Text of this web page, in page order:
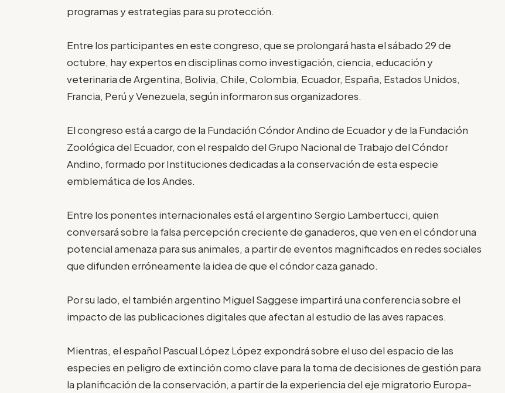
programas y estrategias para su protección.
Entre los participantes en este congreso, que se prolongará hasta el sábado 29 de
octubre, hay expertos en disciplinas como investigación, ciencia, educación y
veterinaria de Argentina, Bolivia, Chile, Colombia, Ecuador, España, Estados Unidos,
Francia, Perú y Venezuela, según informaron sus organizadores.
El congreso está a cargo de la Fundación Cóndor Andino de Ecuador y de la Fundación
Zoológica del Ecuador, con el respaldo del Grupo Nacional de Trabajo del Cóndor
Andino, formado por Instituciones dedicadas a la conservación de esta especie
emblemática de los Andes.
Entre los ponentes internacionales está el argentino Sergio Lambertucci, quien
conversará sobre la falsa percepción creciente de ganaderos, que ven en el cóndor una
potencial amenaza para sus animales, a partir de eventos magnificados en redes sociales
que difunden erróneamente la idea de que el cóndor caza ganado.
Por su lado, el también argentino Miguel Saggese impartirá una conferencia sobre el
impacto de las publicaciones digitales que afectan al estudio de las aves rapaces.
Mientras, el español Pascual López López expondrá sobre el uso del espacio de las
especies en peligro de extinción como clave para la toma de decisiones de gestión para
la planificación de la conservación, a partir de la experiencia del eje migratorio Europa-